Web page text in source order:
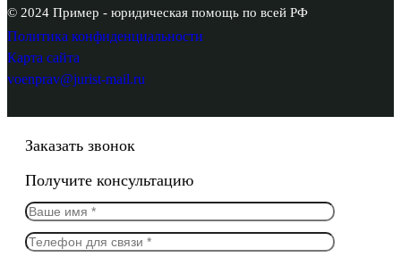
© 2024 Пример - юридическая помощь по всей РФ
Политика конфиденциальности
Карта сайта
voenprav@jurist-mail.ru
Заказать звонок
Получите консультацию